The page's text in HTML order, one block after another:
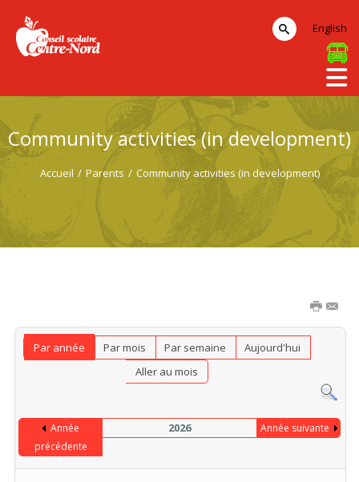
Community activities (in development)
Accueil / Parents / Community activities (in development)
Par année Par mois Par semaine
Aujourd'hui
Aller au mois
Année
précédente
2026 Année suivante
English